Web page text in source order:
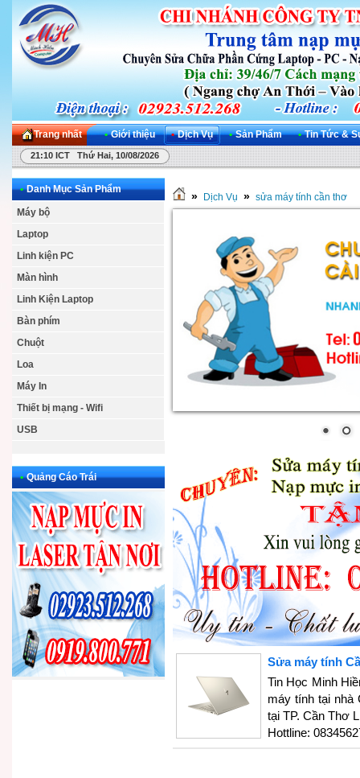
Trang nhất • Giới thiệu • Dịch Vụ • Sản Phẩm • Tin Tức &
21:10 ICT Thứ Hai, 10/08/2026
• Danh Mục Sản Phẩm
Máy bộ
Laptop
Linh kiện PC
Màn hình
Linh Kiện Laptop
Bàn phím
Chuột
Loa
Máy In
Thiết bị mạng - Wifi
USB
• Quảng Cáo Trái
» Dịch Vụ » sửa máy tính cần thơ
Sửa máy tính
Tin Học Minh
máy tính tại nhà
tại TP. Cần Thơ
Hottline: